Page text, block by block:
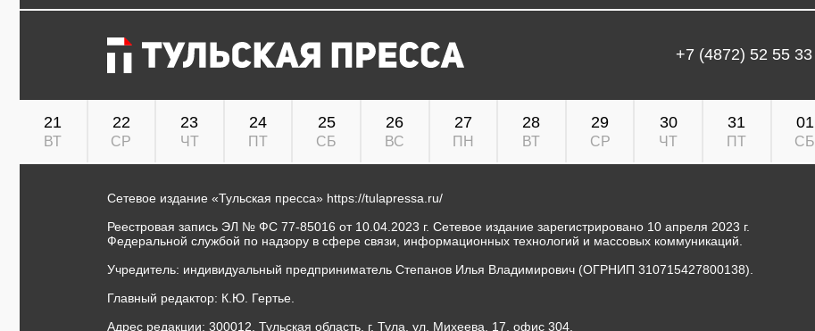
+7 (4872) 52 55 33
21
ВТ
22
СР
23
ЧТ
24
ПТ
25
СБ
26
ВС
27
ПН
28
ВТ
29
СР
30
ЧТ
31
ПТ
01
СБ
Сетевое издание «Тульская пресса» https://tulapressa.ru/
Реестровая запись ЭЛ № ФС 77-85016 от 10.04.2023 г. Сетевое издание зарегистрировано 10 апреля 2023 г.
Федеральной службой по надзору в сфере связи, информационных технологий и массовых коммуникаций.
Учредитель: индивидуальный предприниматель Степанов Илья Владимирович (ОГРНИП 310715427800138).
Главный редактор: К.Ю. Гертье.
Адрес редакции: 300012, Тульская область, г. Тула, ул. Михеева, 17, офис 304.